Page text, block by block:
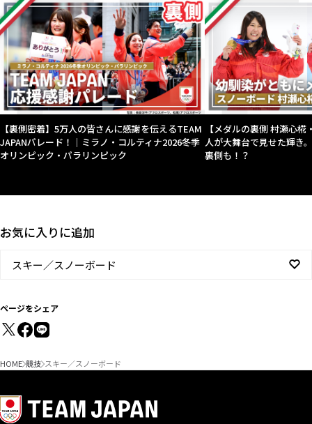
【裏側密着】5万人の皆さんに感謝を伝えるTEAM
JAPANパレード！｜ミラノ・コルティナ2026冬季
オリンピック・パラリンピック
【メダルの裏側 村瀬心
人が大舞台で見せた輝き
裏側も！？
お気に入りに追加
スキー／スノーボード
ページをシェア
HOME 競技 スキー／スノーボード